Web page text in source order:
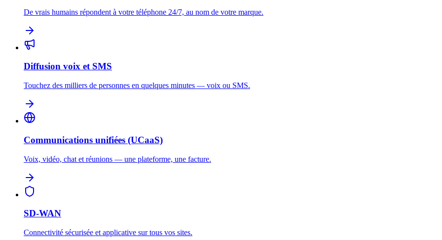
De vrais humains répondent à votre téléphone 24/7, au nom de votre marque.
Diffusion voix et SMS
Touchez des milliers de personnes en quelques minutes — voix ou SMS.
Communications unifiées (UCaaS)
Voix, vidéo, chat et réunions — une plateforme, une facture.
SD-WAN
Connectivité sécurisée et applicative sur tous vos sites.